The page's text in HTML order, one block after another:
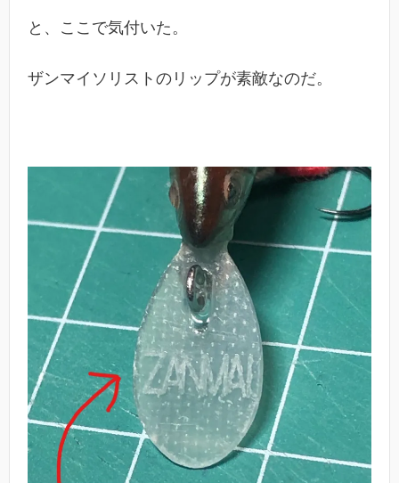
と、ここで気付いた。
ザンマイソリストのリップが素敵なのだ。